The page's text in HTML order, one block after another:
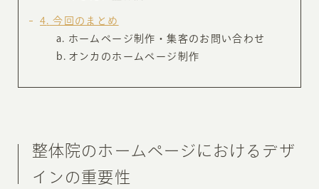
4
今回のまとめ
ホームページ制作・集客のお問い合わせ
オンカのホームページ制作
整体院のホームページにおけるデザ
インの重要性